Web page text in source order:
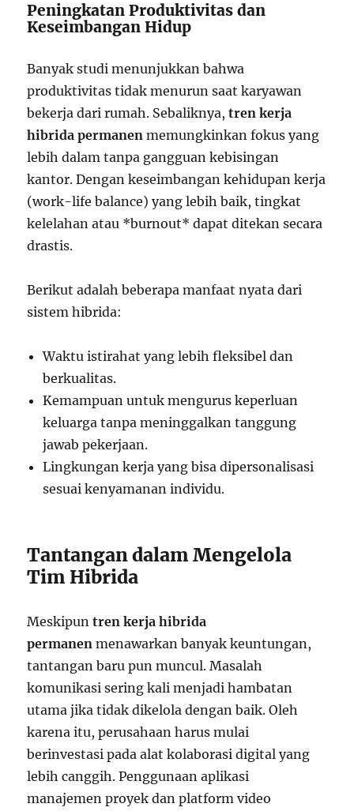
Peningkatan Produktivitas dan
Keseimbangan Hidup
Banyak studi menunjukkan bahwa
produktivitas tidak menurun saat karyawan
bekerja dari rumah. Sebaliknya,tren kerja
hibrida permanen memungkinkan fokus yang
lebih dalam tanpa gangguan kebisingan
kantor. Dengan keseimbangan kehidupan kerja
(work-life balance) yang lebih baik, tingkat
kelelahan atau *burnout* dapat ditekan secara
drastis.
Berikut adalah beberapa manfaat nyata dari
sistem hibrida:
Waktu istirahat yang lebih fleksibel dan
berkualitas.
Kemampuan untuk mengurus keperluan
keluarga tanpa meninggalkan tanggung
jawab pekerjaan.
Lingkungan kerja yang bisa dipersonalisasi
sesuai kenyamanan individu.
Tantangan dalam Mengelola
Tim Hibrida
Meskipuntren kerja hibrida
permanen menawarkan banyak keuntungan,
tantangan baru pun muncul. Masalah
komunikasi sering kali menjadi hambatan
utama jika tidak dikelola dengan baik. Oleh
karena itu, perusahaan harus mulai
berinvestasi pada alat kolaborasi digital yang
lebih canggih. Penggunaan aplikasi
manajemen proyek dan platform video